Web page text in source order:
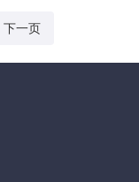
使用伪造帐户的协调干
下一页